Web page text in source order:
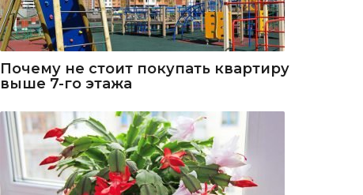
Почему не стоит покупать квартиру
выше 7-го этажа